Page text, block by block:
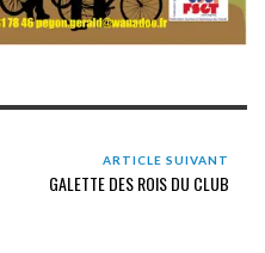
ARTICLE SUIVANT
GALETTE DES ROIS DU CLUB